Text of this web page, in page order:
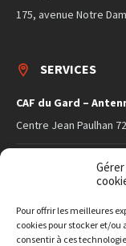
Pour offrir les meilleures
cookies pour stocker et/
consentir à ces
175, avenue Notre
SERVICES
CAF du Gard –
Centre Jean Paulhan
Ecole des Parents
27 rue de Saint-Gilles
SITE INFO